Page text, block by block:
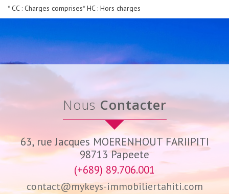
* CC : Charges comprises* HC : Hors charges
Nous Contacter
63, rue Jacques MOERENHOUT FARIIPITI
98713 Papeete
(+689) 89.706.001
contact@mykeys-immobiliertahiti.com